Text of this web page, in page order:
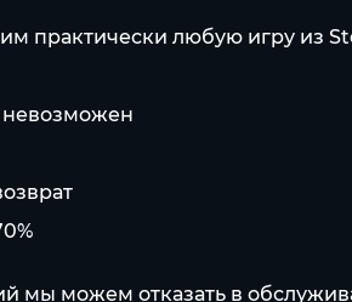
практически любую игру из
невозможен
мы можем отказать в